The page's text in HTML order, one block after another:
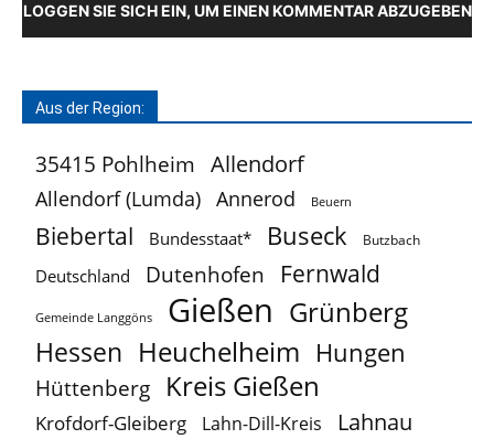
LOGGEN SIE SICH EIN, UM EINEN KOMMENTAR ABZUGEBEN
Aus der Region:
35415 Pohlheim Allendorf
Allendorf (Lumda) Annerod Beuern
Biebertal Bundesstaat* Buseck Butzbach
Deutschland Dutenhofen Fernwald
Gemeinde Langgöns Gießen Grünberg
Hessen Heuchelheim Hungen
Hüttenberg Kreis Gießen
Krofdorf-Gleiberg Lahn-Dill-Kreis Lahnau